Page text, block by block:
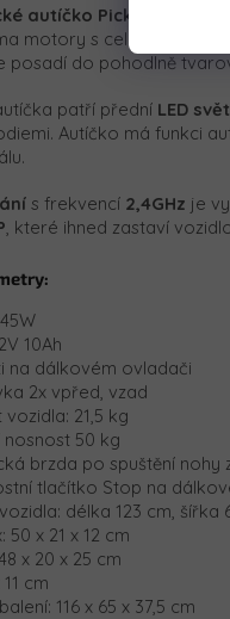
autíčko Pick-Up Speed
motory s celkovým
posadí do pohodlně
patří přední LED
Autíčko má funkci
s frekvencí 2,4GHz je
, které ihned zastaví
10Ah
na dálkovém ovladači
2x vpřed, vzad
21,5 kg
nosnost 50 kg
brzda po spuštění nohy
tlačítko Stop na
délka 123 cm, šířka
50 x 21 x 12 cm
x 20 x 25 cm
cm
116 x 65 x 37,5 cm